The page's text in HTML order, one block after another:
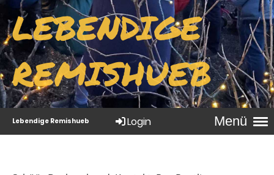
LEBENDIGE
REMISHUEB
Menü
Login
Lebendige Remishueb